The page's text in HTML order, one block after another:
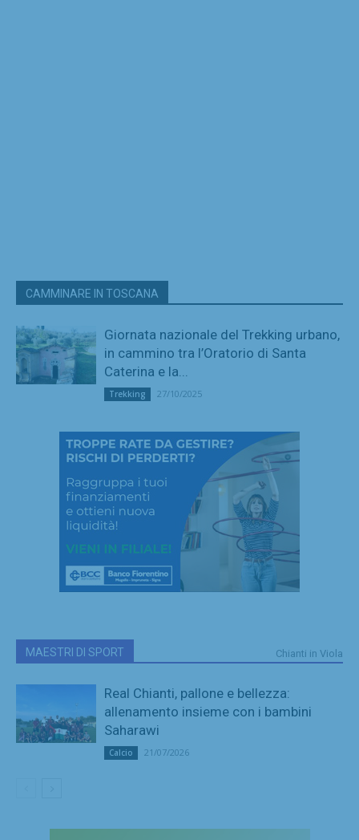
CAMMINARE IN TOSCANA
Giornata nazionale del Trekking urbano,
in cammino tra l’Oratorio di Santa
Caterina e la...
Trekking 27/10/2025
MAESTRI DI SPORT Chianti in Viola
Real Chianti, pallone e bellezza:
allenamento insieme con i bambini
Saharawi
Calcio 21/07/2026